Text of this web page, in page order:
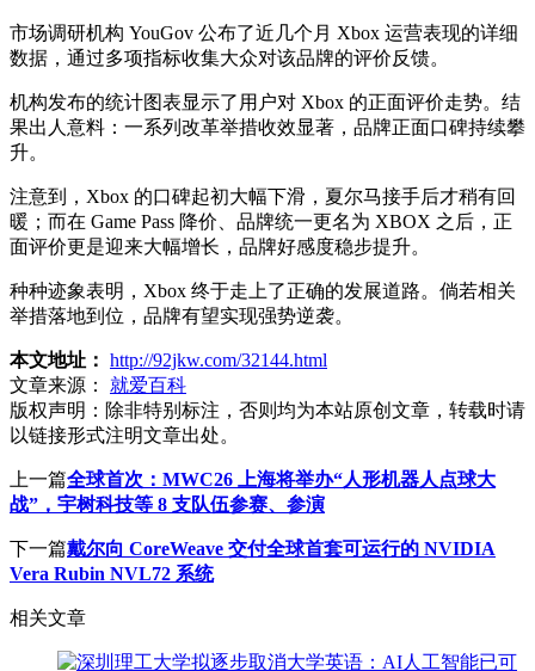
市场调研机构 YouGov 公布了近几个月 Xbox 运营表现的详细
数据，通过多项指标收集大众对该品牌的评价反馈。
机构发布的统计图表显示了用户对 Xbox 的正面评价走势。结
果出人意料：一系列改革举措收效显著，品牌正面口碑持续攀
升。
注意到，Xbox 的口碑起初大幅下滑，夏尔马接手后才稍有回
暖；而在 Game Pass 降价、品牌统一更名为 XBOX 之后，正
面评价更是迎来大幅增长，品牌好感度稳步提升。
种种迹象表明，Xbox 终于走上了正确的发展道路。倘若相关
举措落地到位，品牌有望实现强势逆袭。
本文地址： http://92jkw.com/32144.html
文章来源：
就爱百科
版权声明： 除非特别标注，否则均为本站原创文章，转载时请
以链接形式注明文章出处。
上一篇全球首次：MWC26 上海将举办“人形机器人点球大
战”，宇树科技等 8 支队伍参赛、参演
下一篇戴尔向 CoreWeave 交付全球首套可运行的 NVIDIA
Vera Rubin NVL72 系统
相关文章